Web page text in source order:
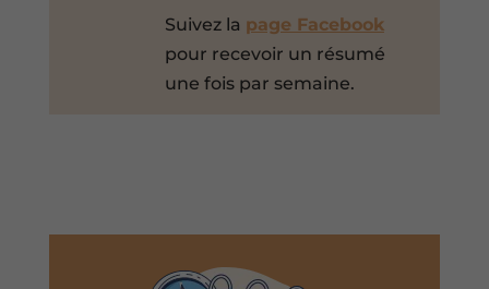
Suivez la page Facebook
pour recevoir un résumé
une fois par semaine.